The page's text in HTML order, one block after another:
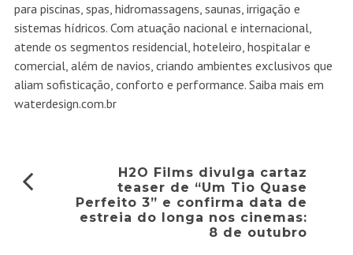
para piscinas, spas, hidromassagens, saunas, irrigação e
sistemas hídricos. Com atuação nacional e internacional,
atende os segmentos residencial, hoteleiro, hospitalar e
comercial, além de navios, criando ambientes exclusivos que
aliam sofisticação, conforto e performance. Saiba mais em
waterdesign.com.br
H2O Films divulga cartaz
teaser de “Um Tio Quase
Perfeito 3” e confirma data de
estreia do longa nos cinemas:
8 de outubro